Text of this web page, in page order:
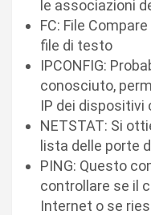
le associazioni
FC: File
file di testo
IPCONFIG:
conosciuto,
IP dei dispositivi
NETSTAT: Si
lista delle porte
PING: Questo
controllare se il
Internet o se